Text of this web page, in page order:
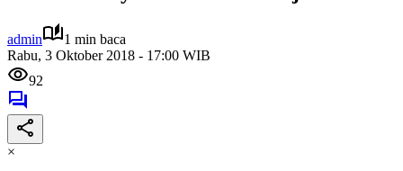
admin
1 min baca
Rabu, 3 Oktober 2018 - 17:00 WIB
92
×